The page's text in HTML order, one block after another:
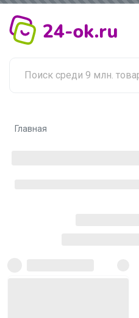
Главная